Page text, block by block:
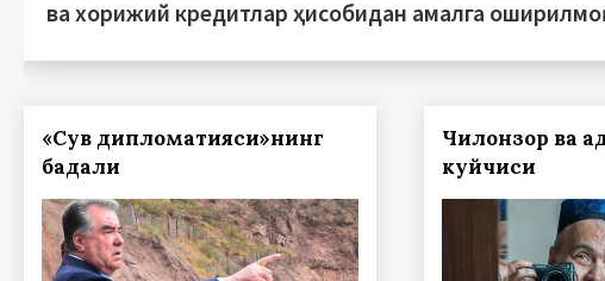
ва хорижий кредитлар ҳисобидан амалга
«Сув дипломатияси»нинг
бадали
Чилонзор ва
куйчиси